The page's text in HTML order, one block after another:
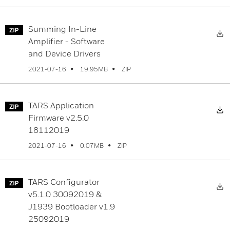
Summing In-Line
Amplifier - Software
and Device Drivers
2021-07-16 19.95MB ZIP
TARS Application
Firmware v2.5.0
18112019
2021-07-16 0.07MB ZIP
TARS Configurator
v5.1.0 30092019 &
J1939 Bootloader v1.9
25092019